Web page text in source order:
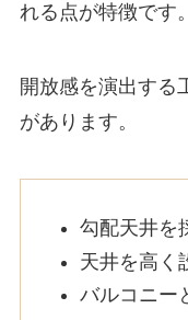
れる点が特徴です。
開放感を演出する
があります。
勾配天井を
天井を高く
バルコニー